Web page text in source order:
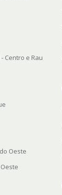
Centro e Rau
Oeste